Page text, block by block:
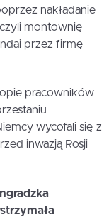
nakładanie
montownię
przez firmę
pracowników
wycofali się z
inwazją Rosji